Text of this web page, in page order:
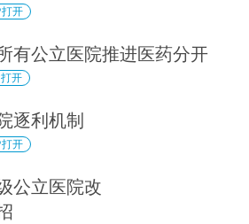
开
有公立医院推进医药分开
开
逐利机制
开
公立医院改